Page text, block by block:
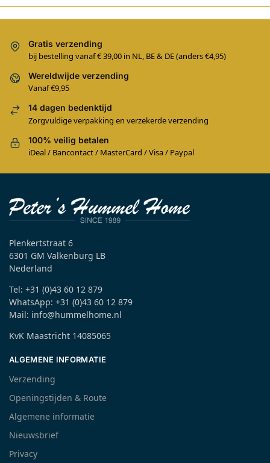
Gratis verzending
bij bestelling vanaf € 39,00 in NL, BE & DE (anders €4,95)
Wereldwijde verzending
Vanaf €9,95
14 dagen bedenktijd
Zorgvuldige verpakking en verzekerde verzending
100% veilig betalen
iDeal / Bancontact / MasterCard / Visa / Paypal
Plenkertstraat 6
6301 GM Valkenburg LB
Nederland
Tel: +31 (0)43 60 12 879
WhatsApp: +31 (0)43 60 12 879
Mail: info@hummelhome.nl
KvK Maastricht 14085065
ALGEMENE INFORMATIE
Verzending
Openingstijden & Route
Algemene informatie
Nieuwsbrief
Privacy